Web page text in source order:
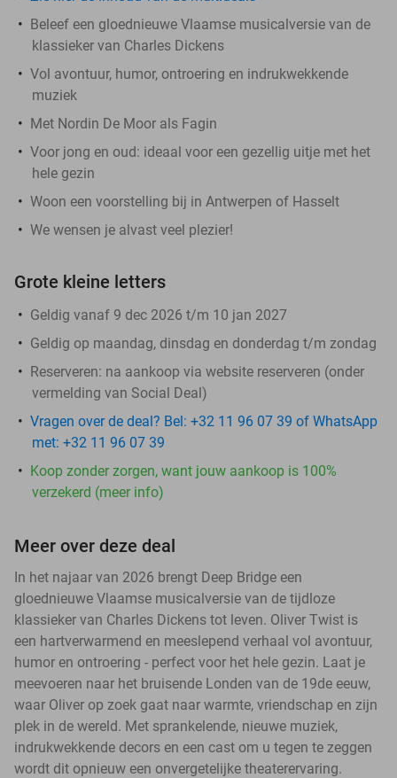
Beleef een gloednieuwe Vlaamse musicalversie van de
klassieker van Charles Dickens
Vol avontuur, humor, ontroering en indrukwekkende
muziek
Met Nordin De Moor als Fagin
Voor jong en oud: ideaal voor een gezellig uitje met het
hele gezin
Woon een voorstelling bij in Antwerpen of Hasselt
We wensen je alvast veel plezier!
Grote kleine letters
Geldig vanaf 9 dec 2026 t/m 10 jan 2027
Geldig op maandag, dinsdag en donderdag t/m zondag
Reserveren: na aankoop via website reserveren (onder
vermelding van Social Deal)
Vragen over de deal? Bel: +32 11 96 07 39 of WhatsApp
met: +32 11 96 07 39
Koop zonder zorgen, want jouw aankoop is 100%
verzekerd (meer info)
Meer over deze deal
In het najaar van 2026 brengt Deep Bridge een
gloednieuwe Vlaamse musicalversie van de tijdloze
klassieker van Charles Dickens tot leven. Oliver Twist is
een hartverwarmend en meeslepend verhaal vol avontuur,
humor en ontroering - perfect voor het hele gezin. Laat je
meevoeren naar het bruisende Londen van de 19de eeuw,
waar Oliver op zoek gaat naar warmte, vriendschap en zijn
plek in de wereld. Met sprankelende, nieuwe muziek,
indrukwekkende decors en een cast om u tegen te zeggen
wordt dit opnieuw een onvergetelijke theaterervaring.